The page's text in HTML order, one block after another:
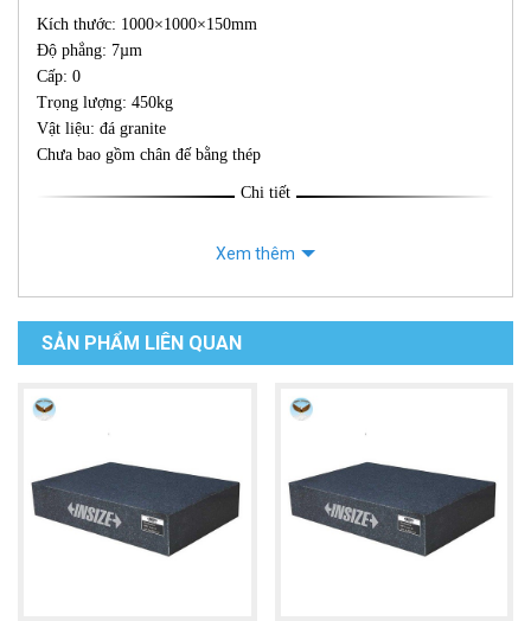
Kích thước: 1000×1000×150mm
Độ phẳng: 7µm
Cấp: 0
Trọng lượng: 450kg
Vật liệu: đá granite
Chưa bao gồm chân đế bằng thép
Chi tiết
Xem thêm
SẢN PHẨM LIÊN QUAN